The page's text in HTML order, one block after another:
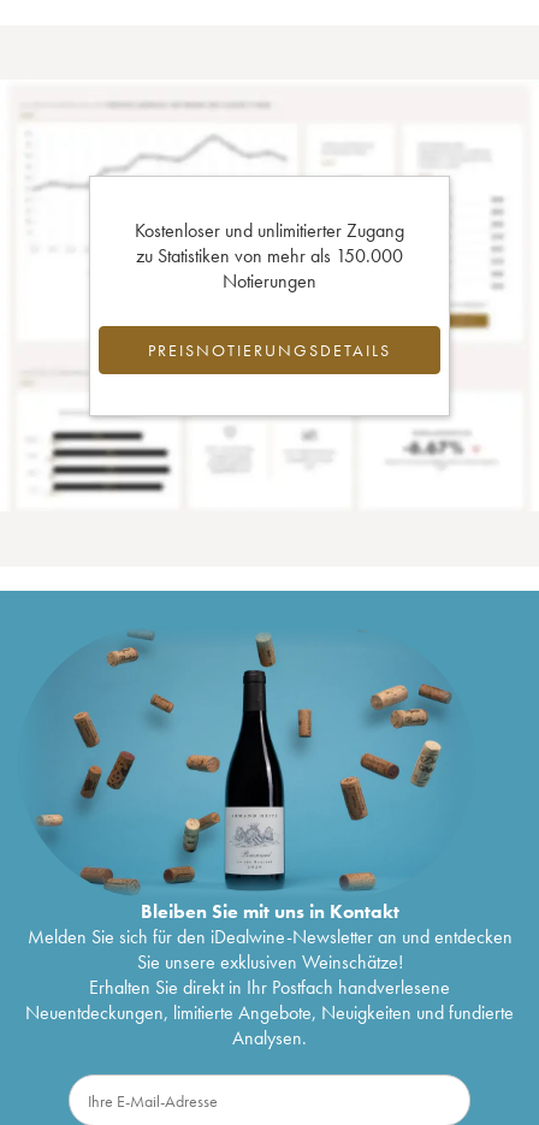
Kostenloser und unlimitierter Zugang
zu Statistiken von mehr als 150.000
Notierungen
PREISNOTIERUNGSDETAILS
Bleiben Sie mit uns in Kontakt
Melden Sie sich für den iDealwine-Newsletter an und entdecken
Sie unsere exklusiven Weinschätze!
Erhalten Sie direkt in Ihr Postfach handverlesene
Neuentdeckungen, limitierte Angebote, Neuigkeiten und fundierte
Analysen.